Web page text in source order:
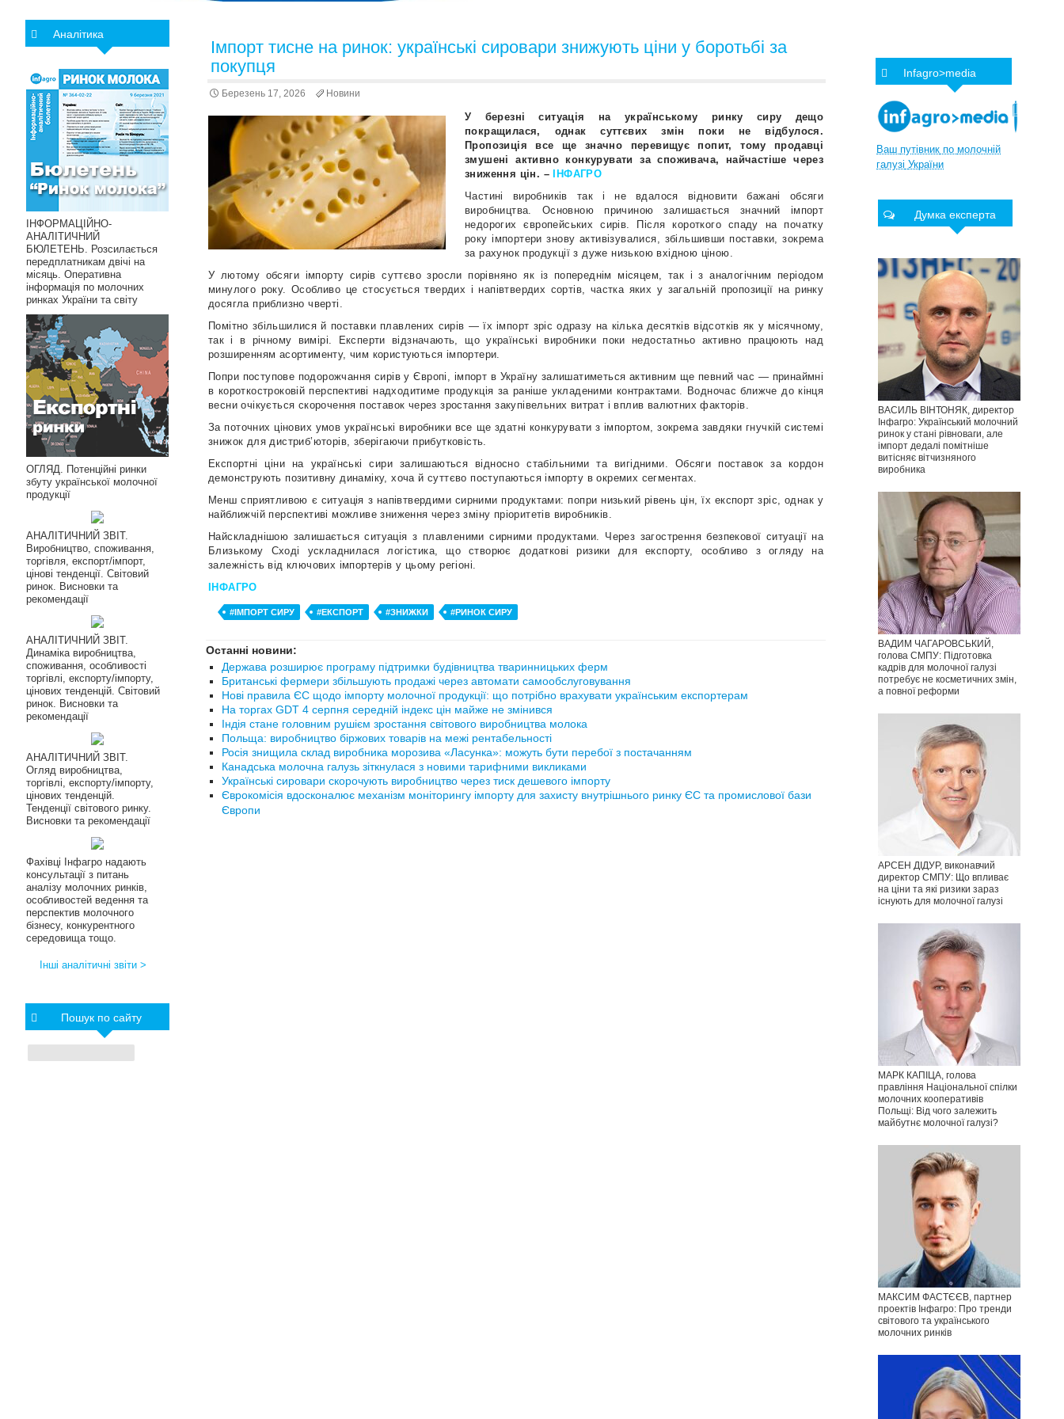
Імпорт тисне на ринок: українські сировари знижують ціни у боротьбі за
покупця
Березень 17, 2026 Новини
У березні ситуація на українському ринку сиру дещо
покращилася, однак суттєвих змін поки не відбулося.
Пропозиція все ще значно перевищує попит, тому продавці
змушені активно конкурувати за споживача, найчастіше через
зниження цін. –
ІНФАГРО
Частині виробників так і не вдалося відновити бажані обсяги
виробництва. Основною причиною залишається значний імпорт
недорогих європейських сирів. Після короткого спаду на початку
року імпортери знову активізувалися, збільшивши поставки, зокрема
за рахунок продукції з дуже низькою вхідною ціною.
У лютому обсяги імпорту сирів суттєво зросли порівняно як із попереднім місяцем, так і з аналогічним періодом
минулого року. Особливо це стосується твердих і напівтвердих сортів, частка яких у загальній пропозиції на ринку
досягла приблизно чверті.
Помітно збільшилися й поставки плавлених сирів — їх імпорт зріс одразу на кілька десятків відсотків як у місячному,
так і в річному вимірі. Експерти відзначають, що українські виробники поки недостатньо активно працюють над
розширенням асортименту, чим користуються імпортери.
Попри поступове подорожчання сирів у Європі, імпорт в Україну залишатиметься активним ще певний час — принаймні
в короткостроковій перспективі надходитиме продукція за раніше укладеними контрактами. Водночас ближче до кінця
весни очікується скорочення поставок через зростання закупівельних витрат і вплив валютних факторів.
За поточних цінових умов українські виробники все ще здатні конкурувати з імпортом, зокрема завдяки гнучкій системі
знижок для дистриб’юторів, зберігаючи прибутковість.
Експортні ціни на українські сири залишаються відносно стабільними та вигідними. Обсяги поставок за кордон
демонструють позитивну динаміку, хоча й суттєво поступаються імпорту в окремих сегментах.
Менш сприятливою є ситуація з напівтвердими сирними продуктами: попри низький рівень цін, їх експорт зріс, однак у
найближчій перспективі можливе зниження через зміну пріоритетів виробників.
Найскладнішою залишається ситуація з плавленими сирними продуктами. Через загострення безпекової ситуації на
Близькому Сході ускладнилася логістика, що створює додаткові ризики для експорту, особливо з огляду на
залежність від ключових імпортерів у цьому регіоні.
ІНФАГРО
#ІМПОРТ СИРУ #ЕКСПОРТ #ЗНИЖКИ #РИНОК СИРУ
Останні новини:
Держава розширює програму підтримки будівництва тваринницьких ферм
Британські фермери збільшують продажі через автомати самообслуговування
Нові правила ЄС щодо імпорту молочної продукції: що потрібно врахувати українським експортерам
На торгах GDT 4 серпня середній індекс цін майже не змінився
Індія стане головним рушієм зростання світового виробництва молока
Польща: виробництво біржових товарів на межі рентабельності
Росія знищила склад виробника морозива «Ласунка»: можуть бути перебої з постачанням
Канадська молочна галузь зіткнулася з новими тарифними викликами
Українські сировари скорочують виробництво через тиск дешевого імпорту
Єврокомісія вдосконалює механізм моніторингу імпорту для захисту внутрішнього ринку ЄС та промислової бази
Європи
Infagro>media
Ваш путівник по молочній
галузі України
Думка експерта
ВАСИЛЬ ВІНТОНЯК, директор
Інфагро: Український молочний
ринок у стані рівноваги, але
імпорт дедалі помітніше
витісняє вітчизняного
виробника
ВАДИМ ЧАГАРОВСЬКИЙ,
голова СМПУ: Підготовка
кадрів для молочної галузі
потребує не косметичних змін,
а повної реформи
АРСЕН ДІДУР, виконавчий
директор СМПУ: Що впливає
на ціни та які ризики зараз
існують для молочної галузі
МАРК КАПІЦА, голова
правління Національної спілки
молочних кооперативів
Польщі: Від чого залежить
майбутнє молочної галузі?
МАКСИМ ФАСТЄЄВ, партнер
проектів Інфагро: Про тренди
світового та українського
молочних ринків
Аналітика
ІНФОРМАЦІЙНО-
АНАЛІТИЧНИЙ
БЮЛЕТЕНЬ. Розсилається
передплатникам двічі на
місяць. Оперативна
інформація по молочних
ринках України та світу
ОГЛЯД. Потенційні ринки
збуту української молочної
продукції
АНАЛІТИЧНИЙ ЗВІТ.
Виробництво, споживання,
торгівля, експорт/імпорт,
цінові тенденції. Світовий
ринок. Висновки та
рекомендації
АНАЛІТИЧНИЙ ЗВІТ.
Динаміка виробництва,
споживання, особливості
торгівлі, експорту/імпорту,
цінових тенденцій. Світовий
ринок. Висновки та
рекомендації
АНАЛІТИЧНИЙ ЗВІТ.
Огляд виробництва,
торгівлі, експорту/імпорту,
цінових тенденцій.
Тенденції світового ринку.
Висновки та рекомендації
Фахівці Інфагро надають
консультації з питань
аналізу молочних ринків,
особливостей ведення та
перспектив молочного
бізнесу, конкурентного
середовища тощо.
Інші аналітичні звіти >
Пошук по сайту